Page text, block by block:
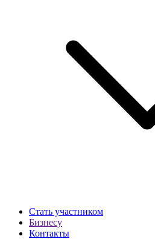
Стать участником
Бизнесу
Контакты